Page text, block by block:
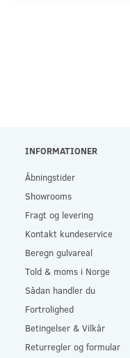
INFORMATIONER
Åbningstider
Showrooms
Fragt og levering
Kontakt kundeservice
Beregn gulvareal
Told & moms i Norge
Sådan handler du
Fortrolighed
Betingelser & Vilkår
Returregler og formular